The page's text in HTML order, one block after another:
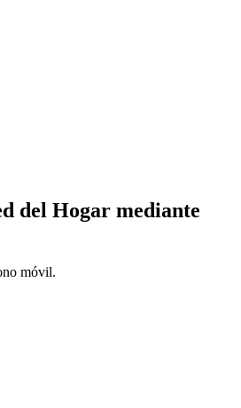
del Hogar mediante